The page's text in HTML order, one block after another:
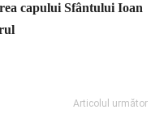
capului Sfântului Ioan
Articolul următor